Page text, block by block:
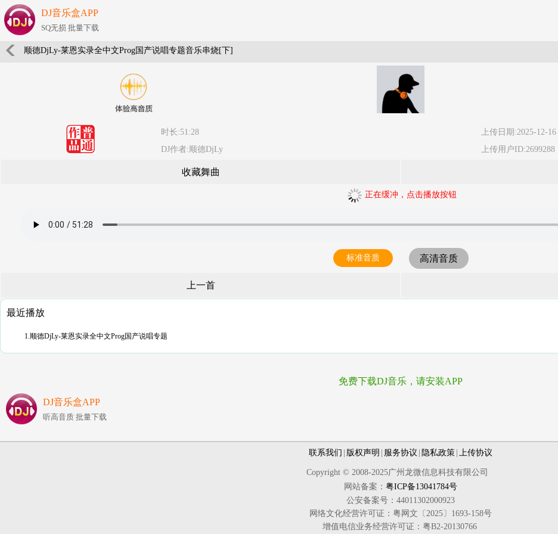
DJ音乐盒APP
SQ无损 批量下载
顺德DjLy-莱恩实录全中文Prog国产说唱专题音乐串烧[下]
时长:51:28
上传日期:2025-12-16
DJ作者:顺德DjLy
上传用户ID:2699288
收藏舞曲
正在缓冲，点击播放按钮
标准音质 高清音质
上一首
最近播放
1.顺德DjLy-莱恩实录全中文Prog国产说唱专题
免费下载DJ音乐，请安装APP
DJ音乐盒APP
听高音质 批量下载
联系我们 版权声明 服务协议 隐私政策 上传协议
Copyright © 2008-2025广州龙微信息科技有限公司
网站备案： 粤ICP备13041784号
公安备案号：44011302000923
网络文化经营许可证：粤网文〔2025〕1693-158号
增值电信业务经营许可证：粤B2-20130766